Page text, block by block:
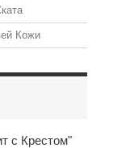
Кожи
с Крестом"